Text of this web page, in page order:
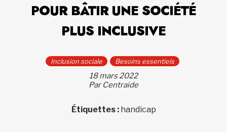
POUR BÂTIR UNE SOCIÉTÉ
PLUS INCLUSIVE
Inclusion sociale Besoins essentiels
18 mars 2022
Par Centraide
Étiquettes : handicap